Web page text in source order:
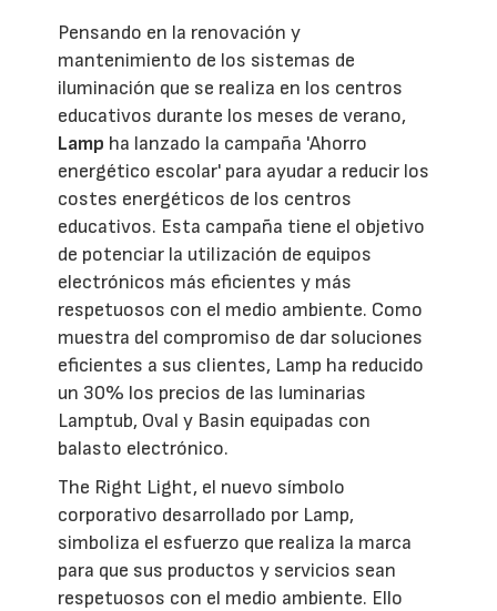
Pensando en la renovación y
mantenimiento de los sistemas de
iluminación que se realiza en los centros
educativos durante los meses de verano,
Lamp ha lanzado la campaña 'Ahorro
energético escolar' para ayudar a reducir los
costes energéticos de los centros
educativos. Esta campaña tiene el objetivo
de potenciar la utilización de equipos
electrónicos más eficientes y más
respetuosos con el medio ambiente. Como
muestra del compromiso de dar soluciones
eficientes a sus clientes, Lamp ha reducido
un 30% los precios de las luminarias
Lamptub, Oval y Basin equipadas con
balasto electrónico.
The Right Light, el nuevo símbolo
corporativo desarrollado por Lamp,
simboliza el esfuerzo que realiza la marca
para que sus productos y servicios sean
respetuosos con el medio ambiente. Ello